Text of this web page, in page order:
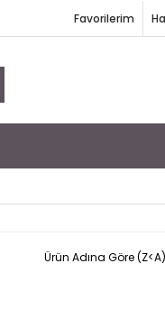
Favorilerim
Ürün Adına Göre (Z<A)